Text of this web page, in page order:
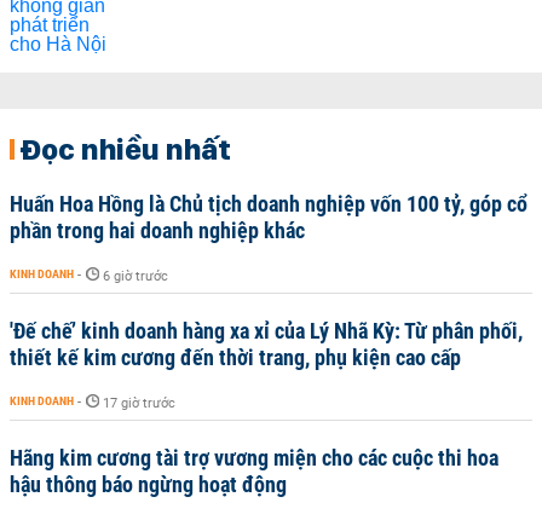
Đọc nhiều nhất
Huấn Hoa Hồng là Chủ tịch doanh nghiệp vốn 100 tỷ, góp cổ
phần trong hai doanh nghiệp khác
KINH DOANH - 6 giờ trước
'Đế chế’ kinh doanh hàng xa xỉ của Lý Nhã Kỳ: Từ phân phối,
thiết kế kim cương đến thời trang, phụ kiện cao cấp
KINH DOANH - 17 giờ trước
Hãng kim cương tài trợ vương miện cho các cuộc thi hoa
hậu thông báo ngừng hoạt động